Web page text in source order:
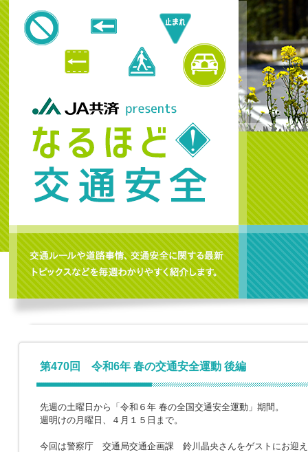
第470回 令和6年 春の交通安全運動 後編
先週の土曜日から「令和６年 春の全国交通安全運動」期間。
週明けの月曜日、４月１５日まで。
今回は警察庁 交通局交通企画課 鈴川晶央さんをゲストにお迎